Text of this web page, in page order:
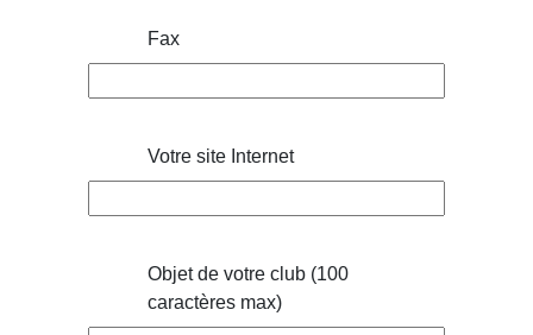
Fax
Votre site Internet
Objet de votre club (100
caractères max)